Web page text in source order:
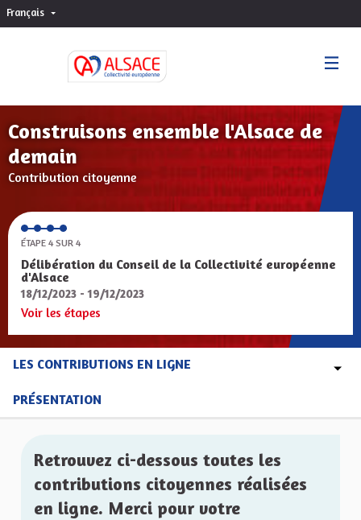
Français Choisir la langue
Construisons ensemble l'Alsace de
demain
Contribution citoyenne
ÉTAPE 4 SUR 4
Délibération du Conseil de la Collectivité européenne
d'Alsace
18/12/2023 - 19/12/2023
Voir les étapes
LES CONTRIBUTIONS EN LIGNE
PRÉSENTATION
Retrouvez ci-dessous toutes les
contributions citoyennes réalisées
en ligne. Merci pour votre